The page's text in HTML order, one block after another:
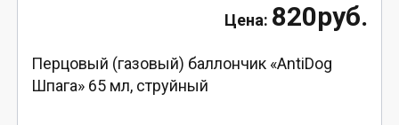
820руб.
Перцовый (газовый) баллончик «AntiDog
Шпага» 65 мл, струйный